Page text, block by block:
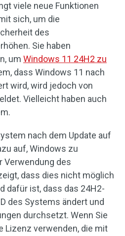
viele neue Funktionen
sich, um die
des
Sie haben
um Windows 11 24H2 zu
dass Windows 11 nach
wird, wird jedoch von
Vielleicht haben auch
nach dem Update auf
auf, Windows zu
Verwendung des
dass dies nicht möglich
dafür ist, dass das 24H2-
des Systems ändert und
durchsetzt. Wenn Sie
Lizenz verwenden, die mit